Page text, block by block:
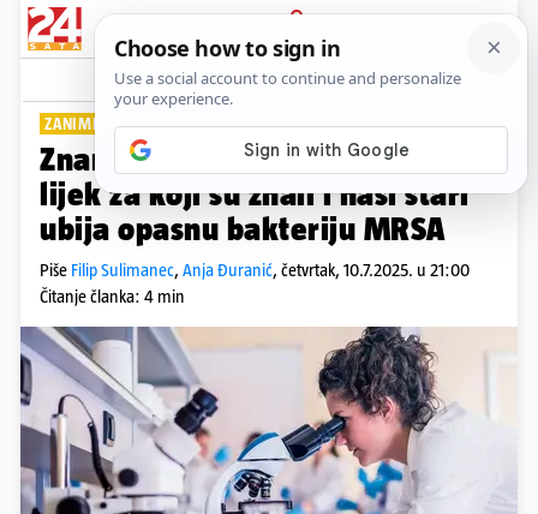
PRIJAVA
Lifestyle Komentari
ZANIMLJIVI SASTOJCI...
Znanstvenici zatečeni! Drevni
lijek za koji su znali i naši stari
ubija opasnu bakteriju MRSA
Piše Filip Sulimanec, Anja Đuranić, četvrtak, 10.7.2025. u 21:00
Čitanje članka: 4 min